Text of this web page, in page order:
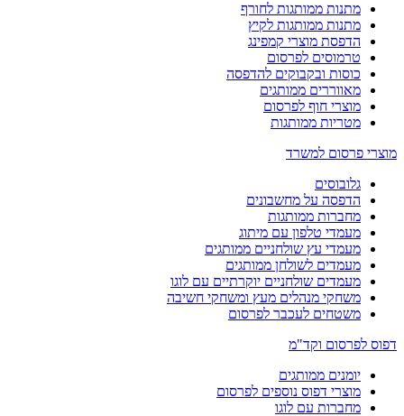
מתנות ממותגות לחורף
מתנות ממותגות לקיץ
הדפסת מוצרי קמפינג
טרמוסים לפרסום
כוסות ובקבוקים להדפסה
מאווררים ממותגים
מוצרי חוף לפרסום
מטריות ממותגות
מוצרי פרסום למשרד
גלובוסים
הדפסה על מחשבונים
מחברות ממותגות
מעמדי טלפון עם מיתוג
מעמדי עץ שולחניים ממותגים
מעמדים לשולחן ממותגים
מעמדים שולחניים יוקרתיים עם לוגו
משחקי מנהלים מעץ ומשחקי חשיבה
משטחים לעכבר לפרסום
דפוס לפרסום וקד"מ
יומנים ממותגים
מוצרי דפוס נוספים לפרסום
מחברות עם לוגו